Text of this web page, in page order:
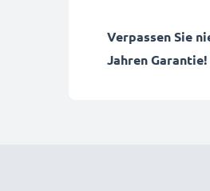
Verpassen Sie
Jahren Garantie!